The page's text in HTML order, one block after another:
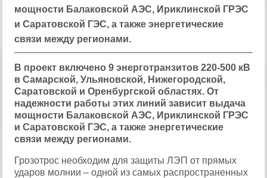
мощности Балаковской АЭС, Ириклинской ГРЭС
и Саратовской ГЭС, а также энергетические
связи между регионами.
В проект включено 9 энерготранзитов 220-500 кВ
в Самарской, Ульяновской, Нижегородской,
Саратовской и Оренбургской областях. От
надежности работы этих линий зависит выдача
мощности Балаковской АЭС, Ириклинской ГРЭС
и Саратовской ГЭС, а также энергетические
связи между регионами.
Грозотрос необходим для защиты ЛЭП от прямых
ударов молнии ­– одной из самых распространенных